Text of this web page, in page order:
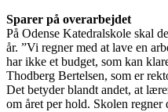
Sparer på overarbejdet
På Odense Katedralskole skal
år. ”Vi regner med at lave en
har ikke et budget, som kan
Thodberg Bertelsen, som er
Det betyder blandt andet, at
om året per hold. Skolen regner